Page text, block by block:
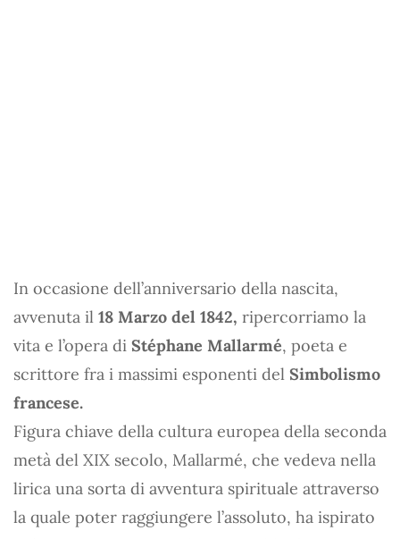
In occasione dell’anniversario della nascita,
avvenuta il 18 Marzo del 1842, ripercorriamo la
vita e l’opera di Stéphane Mallarmé, poeta e
scrittore fra i massimi esponenti del Simbolismo
francese.
Figura chiave della cultura europea della seconda
metà del XIX secolo, Mallarmé, che vedeva nella
lirica una sorta di avventura spirituale attraverso
la quale poter raggiungere l’assoluto, ha ispirato